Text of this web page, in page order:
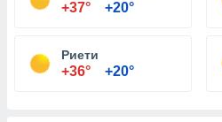
+37° +20°
Риети
+36° +20°